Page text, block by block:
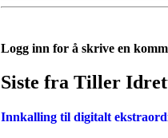
Logg inn for å skrive en
Siste fra Tiller
Innkalling til digitalt